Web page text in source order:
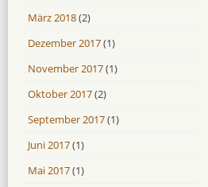
März 2018(2)
Dezember 2017(1)
November 2017(1)
Oktober 2017(2)
September 2017(1)
Juni 2017(1)
Mai 2017(1)